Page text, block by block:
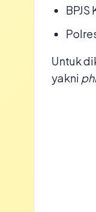
​Untuk
yakni